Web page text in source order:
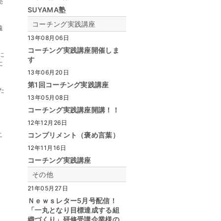
SUYAMA塾
コーチング実践講座
13年08月06日
コーチング実践講座開催しま
す
13年06月20日
第1回コーチング実践講座
13年05月08日
コーチング実践講座開講！！
12年12月26日
コンプリメント（褒め言葉）
12年11月16日
コーチング実践講座
その他
21年05月27日
Ｎｅｗｓレター5月号配信！
「一丸となり目標達成する組
織づくり」研修受講企業様の